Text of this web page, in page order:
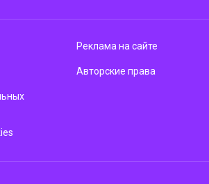
Реклама на сайте
Авторские права